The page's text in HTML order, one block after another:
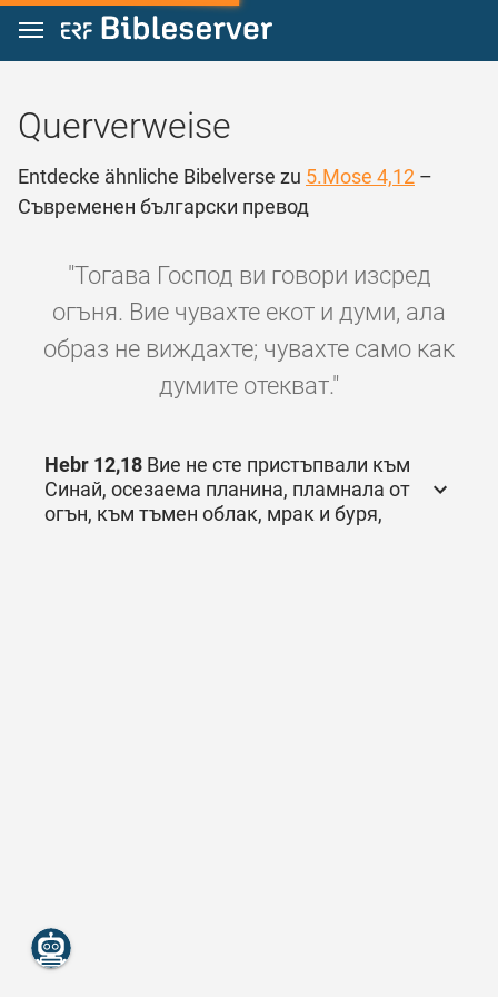
Zum Inhalt springen
Querverweise
Entdecke ähnliche Bibelverse zu 5.Mose 4,12 –
Съвременен български превод
"Тогава Господ ви говори изсред
огъня. Вие чувахте екот и думи, ала
образ не виждахте; чувахте само как
думите отекват."
Hebr 12,18 Вие не сте пристъпвали към
Синай, осезаема планина, пламнала от
огън, към тъмен облак, мрак и буря,